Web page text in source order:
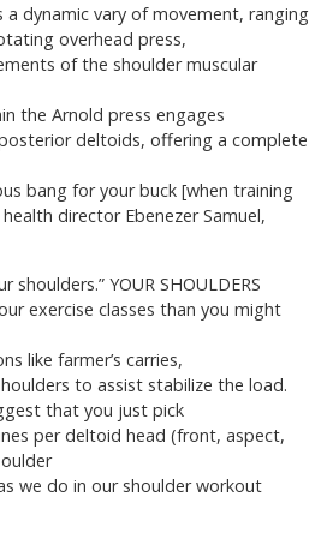
a dynamic vary of movement, ranging
overhead press,
of the shoulder muscular
the Arnold press engages
deltoids, offering a complete
bang for your buck [when training
director Ebenezer Samuel,
shoulders.” YOUR SHOULDERS
exercise classes than you might
like farmer’s carries,
to assist stabilize the load.
that you just pick
per deltoid head (front, aspect,
we do in our shoulder workout